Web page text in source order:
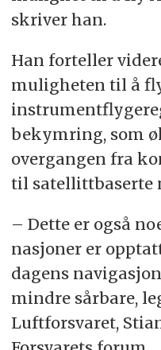
skriver han.
Han forteller
muligheten til å
bekymring, som
overgangen fra
til satellittbaserte
– Dette er også
nasjoner er
dagens
mindre sårbare,
Luftforsvaret,